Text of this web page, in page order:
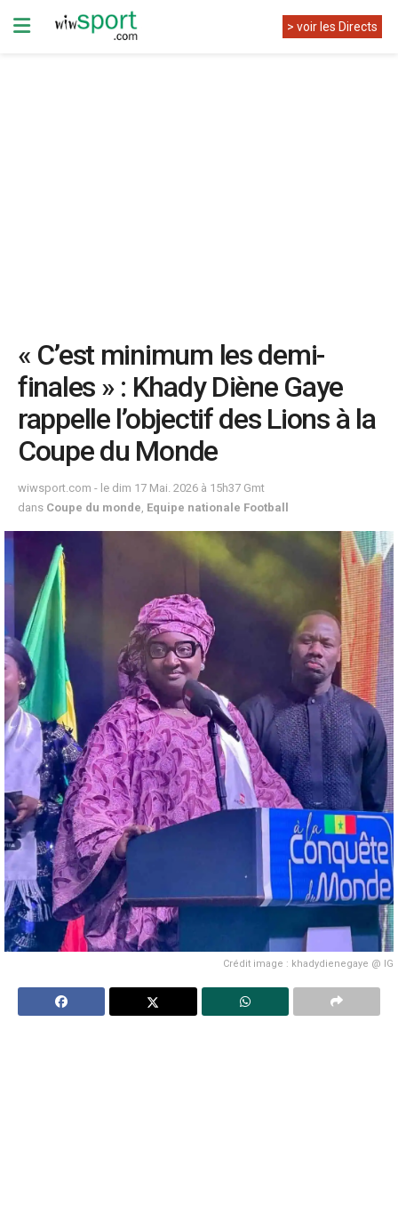
> voir les Directs
« C’est minimum les demi-
finales » : Khady Diène Gaye
rappelle l’objectif des Lions à la
Coupe du Monde
wiwsport.com - le dim 17 Mai. 2026 à 15h37 Gmt
dans Coupe du monde Equipe nationale Football
Crédit image : khadydienegaye @ IG